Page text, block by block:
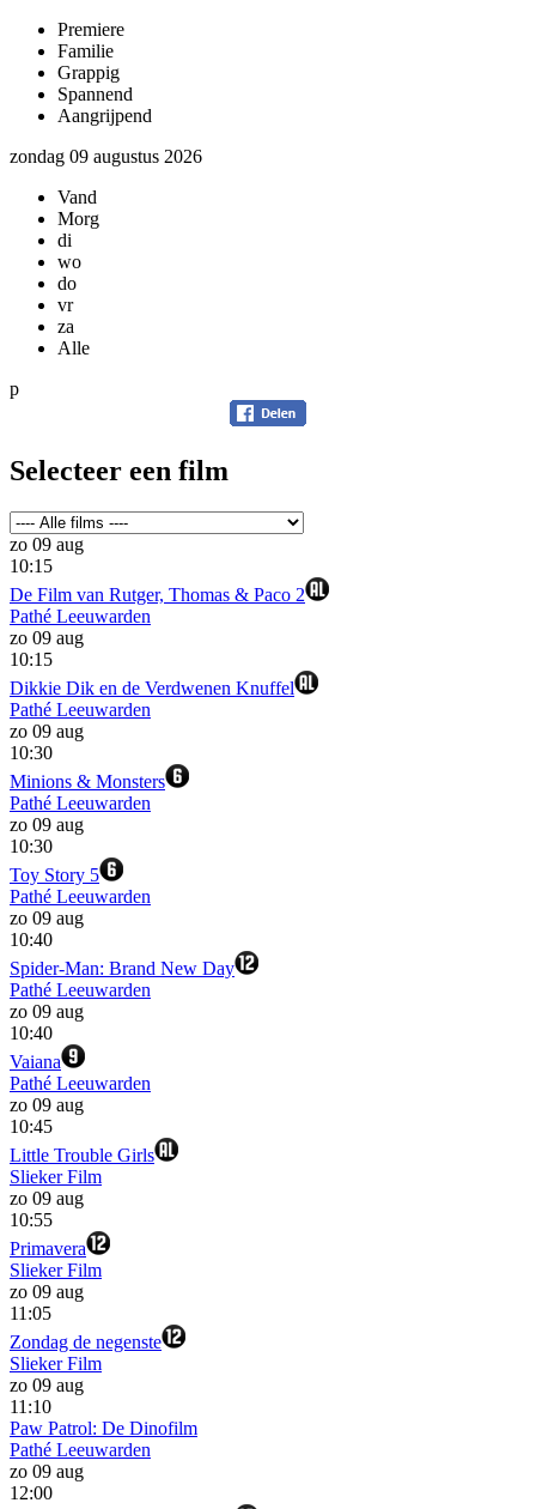
Premiere
Familie
Grappig
Spannend
Aangrijpend
zondag 09 augustus 2026
Vand
Morg
di
wo
do
vr
za
Alle
p
Selecteer een film
zo 09 aug
10:15
De Film van Rutger, Thomas & Paco 2
Pathé Leeuwarden
zo 09 aug
10:15
Dikkie Dik en de Verdwenen Knuffel
Pathé Leeuwarden
zo 09 aug
10:30
Minions & Monsters
Pathé Leeuwarden
zo 09 aug
10:30
Toy Story 5
Pathé Leeuwarden
zo 09 aug
10:40
Spider-Man: Brand New Day
Pathé Leeuwarden
zo 09 aug
10:40
Vaiana
Pathé Leeuwarden
zo 09 aug
10:45
Little Trouble Girls
Slieker Film
zo 09 aug
10:55
Primavera
Slieker Film
zo 09 aug
11:05
Zondag de negenste
Slieker Film
zo 09 aug
11:10
Paw Patrol: De Dinofilm
Pathé Leeuwarden
zo 09 aug
12:00